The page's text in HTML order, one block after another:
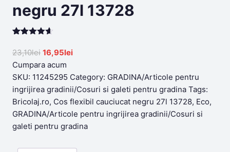
negru 27l 13728
out of 5
based on
customer
ratings
23,10lei Original
price
was:
23,10lei.
16,95leiCurrent
is:
16,95lei.
Cumpara acum
SKU: 11245295 Category: GRADINA/Articole pentru
ingrijirea gradinii/Cosuri si galeti pentru gradina Tags:
Bricolaj.ro, Cos flexibil cauciucat negru 27l 13728, Eco,
GRADINA/Articole pentru ingrijirea gradinii/Cosuri si
galeti pentru gradina